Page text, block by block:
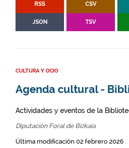
RSS CSV
JSON TSV
CULTURA Y OCIO
Agenda cultural -
Actividades y eventos de la
Diputación Foral de Bizkaia
Última modificación 02 febrero 2026